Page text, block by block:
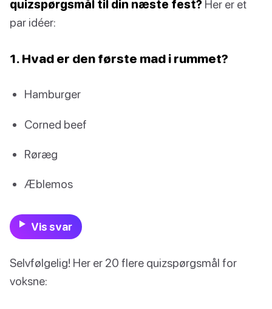
quizspørgsmål til din næste fest? Her er et
par idéer:
1. Hvad er den første mad i rummet?
Hamburger
Corned beef
Røræg
Æblemos
Vis svar
Selvfølgelig! Her er 20 flere quizspørgsmål for
voksne: